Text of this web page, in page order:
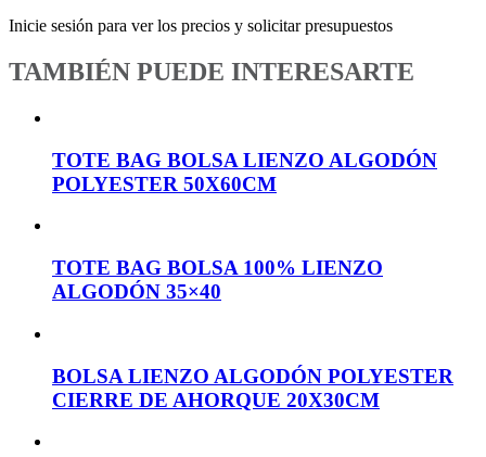
Inicie sesión para ver los precios y solicitar presupuestos
TAMBIÉN PUEDE INTERESARTE
TOTE BAG BOLSA LIENZO ALGODÓN
POLYESTER 50X60CM
TOTE BAG BOLSA 100% LIENZO
ALGODÓN 35×40
BOLSA LIENZO ALGODÓN POLYESTER
CIERRE DE AHORQUE 20X30CM